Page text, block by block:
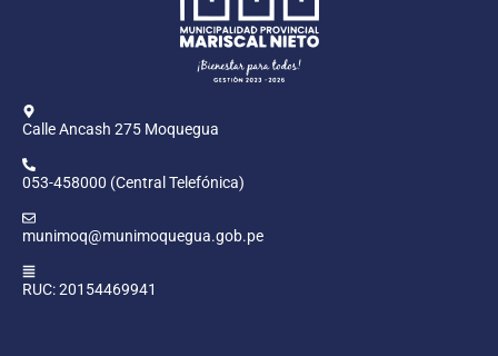
Calle Ancash 275 Moquegua
053-458000 (Central Telefónica)
munimoq@munimoquegua.gob.pe
RUC: 20154469941